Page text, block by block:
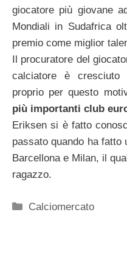
giocatore più giovane
Mondiali in Sudafrica
premio come miglior
Il procuratore del
calciatore è
proprio per questo
più importanti club
Eriksen si è fatto
passato quando ha fatto
Barcellona e Milan, il
ragazzo.
Categorie
Calciomercato